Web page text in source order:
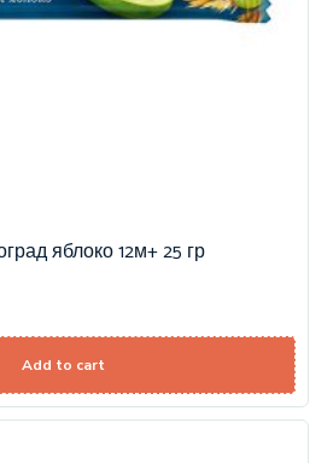
яблоко 12м+ 25 гр
Add to cart